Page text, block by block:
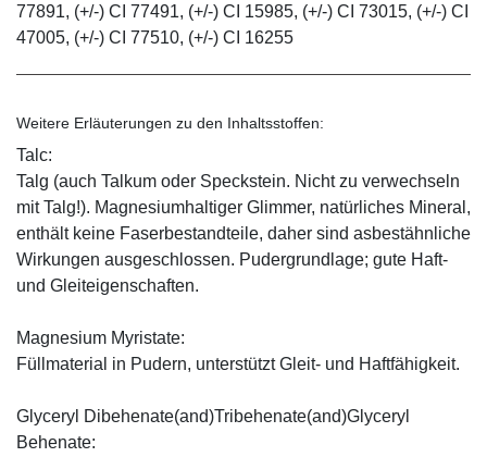
77891, (+/-) CI 77491, (+/-) CI 15985, (+/-) CI 73015, (+/-) CI
47005, (+/-) CI 77510, (+/-) CI 16255
Weitere Erläuterungen zu den Inhaltsstoffen:
Talc:
Talg (auch Talkum oder Speckstein. Nicht zu verwechseln
mit Talg!). Magnesiumhaltiger Glimmer, natürliches Mineral,
enthält keine Faserbestandteile, daher sind asbestähnliche
Wirkungen ausgeschlossen. Pudergrundlage; gute Haft-
und Gleiteigenschaften.
Magnesium Myristate:
Füllmaterial in Pudern, unterstützt Gleit- und Haftfähigkeit.
Glyceryl Dibehenate(and)Tribehenate(and)Glyceryl
Behenate: